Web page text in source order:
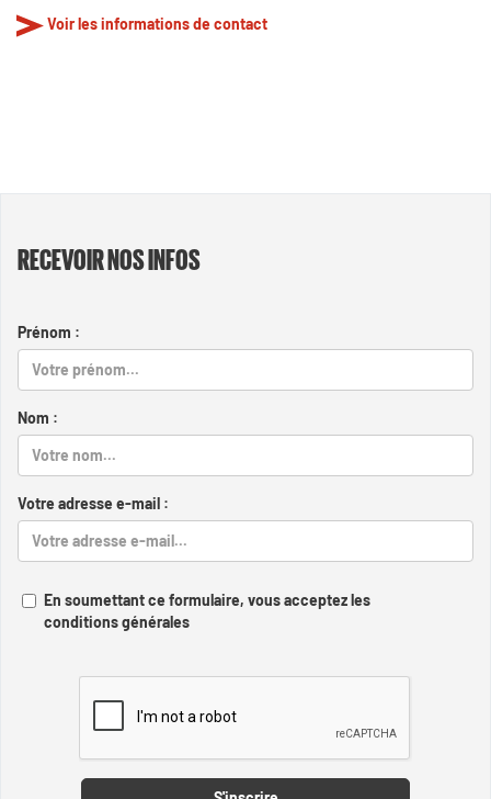
Voir les informations de contact
RECEVOIR NOS INFOS
Prénom :
Nom :
Votre adresse e-mail :
En soumettant ce formulaire, vous acceptez les
conditions générales